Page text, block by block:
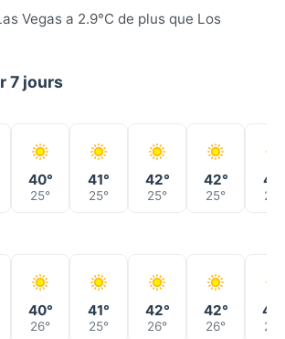
Vegas a 2.9°C de plus que Los
7 jours
40°
25°
41°
25°
42°
25°
42°
25°
41°
25°
40°
26°
41°
25°
42°
26°
42°
26° 26°